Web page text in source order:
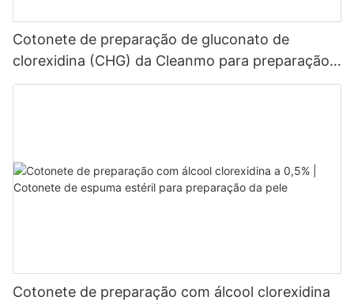
Cotonete de preparação de gluconato de
clorexidina (CHG) da Cleanmo para preparação
de pele periférica
Cotonete de preparação com álcool clorexidina